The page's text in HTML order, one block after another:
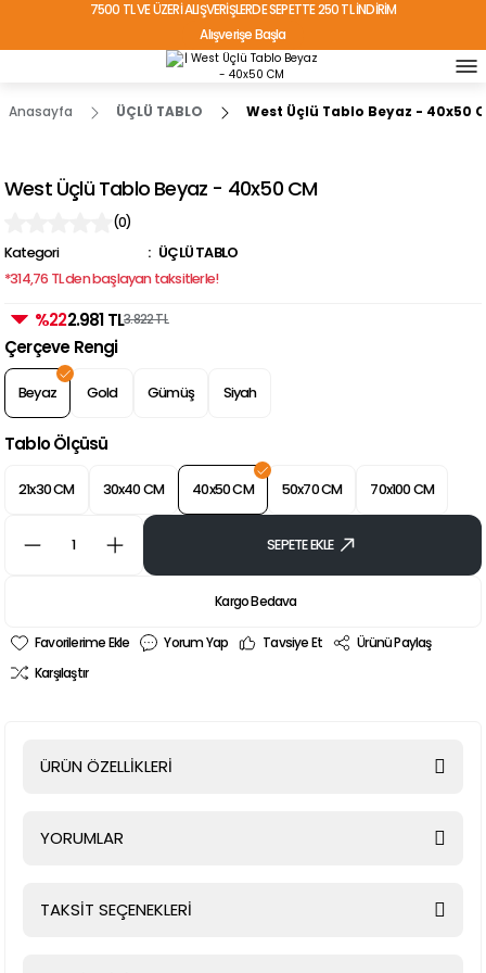
7500 TL VE ÜZERİ ALIŞVERİŞLERDE SEPETTE 250 TL İNDİRİM
Alışverişe Başla
TÜRKİYE'NİN HER YERİNE ÜCRETSİZ KARGO!
Anasayfa ÜÇLÜ TABLO West Üçlü Tablo Beyaz - 40x50
West Üçlü Tablo Beyaz - 40x50 CM
(0)
Kategori
ÜÇLÜ TABLO
*314,76 TL den başlayan taksitlerle!
%222.981 TL3.822 TL
Çerçeve Rengi
Beyaz Gold Gümüş Siyah
Tablo Ölçüsü
21x30 CM 30x40 CM 40x50 CM 50x70 CM 70x100 CM
SEPETE EKLE
Kargo Bedava
Yorum Yap Tavsiye Et
Ürünü Paylaş
Karşılaştır
ÜRÜN ÖZELLİKLERİ
YORUMLAR
TAKSİT SEÇENEKLERİ